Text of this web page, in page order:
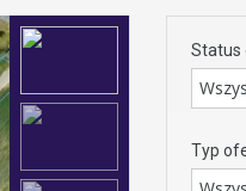
Status
Typ